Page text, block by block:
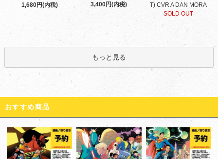
1,680円(内税)
3,400円(内税)
T) CVR A DAN MORA
SOLD OUT
もっと見る
おすすめ商品